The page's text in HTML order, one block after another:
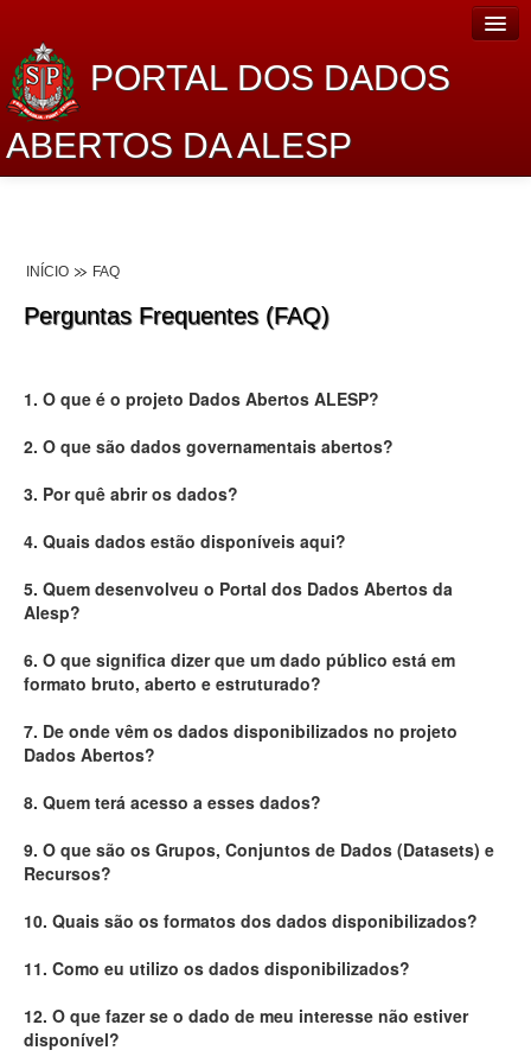
PORTAL DOS DADOS
ABERTOS DA ALESP
Lei de Acesso à Informação
Administração
Legislação
Perguntas frequentes
Contato
INÍCIO FAQ
Perguntas Frequentes (FAQ)
1. O que é o projeto Dados Abertos ALESP?
2. O que são dados governamentais abertos?
3. Por quê abrir os dados?
4. Quais dados estão disponíveis aqui?
5. Quem desenvolveu o Portal dos Dados Abertos da
Alesp?
6. O que significa dizer que um dado público está em
formato bruto, aberto e estruturado?
7. De onde vêm os dados disponibilizados no projeto
Dados Abertos?
8. Quem terá acesso a esses dados?
9. O que são os Grupos, Conjuntos de Dados (Datasets) e
Recursos?
10. Quais são os formatos dos dados disponibilizados?
11. Como eu utilizo os dados disponibilizados?
12. O que fazer se o dado de meu interesse não estiver
disponível?